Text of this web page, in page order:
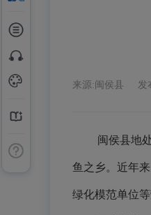
来源:闽侯县 发
闽侯县地处
鱼之乡。近年
绿化模范单位